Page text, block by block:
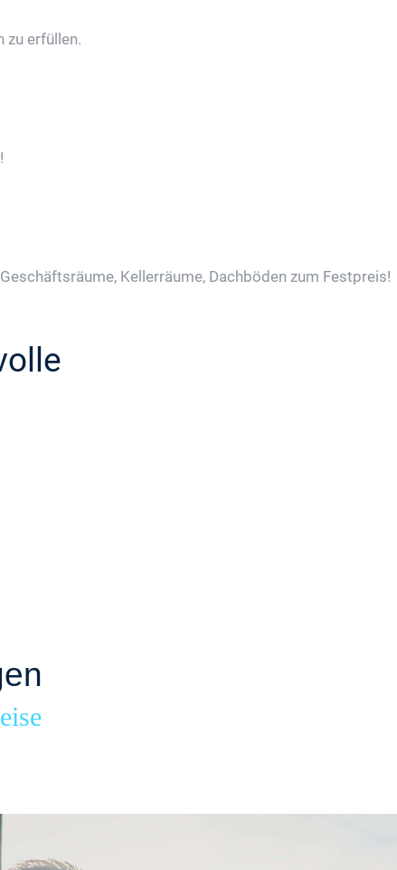
zu erfüllen.
Kellerräume, Dachböden zum Festpreis!